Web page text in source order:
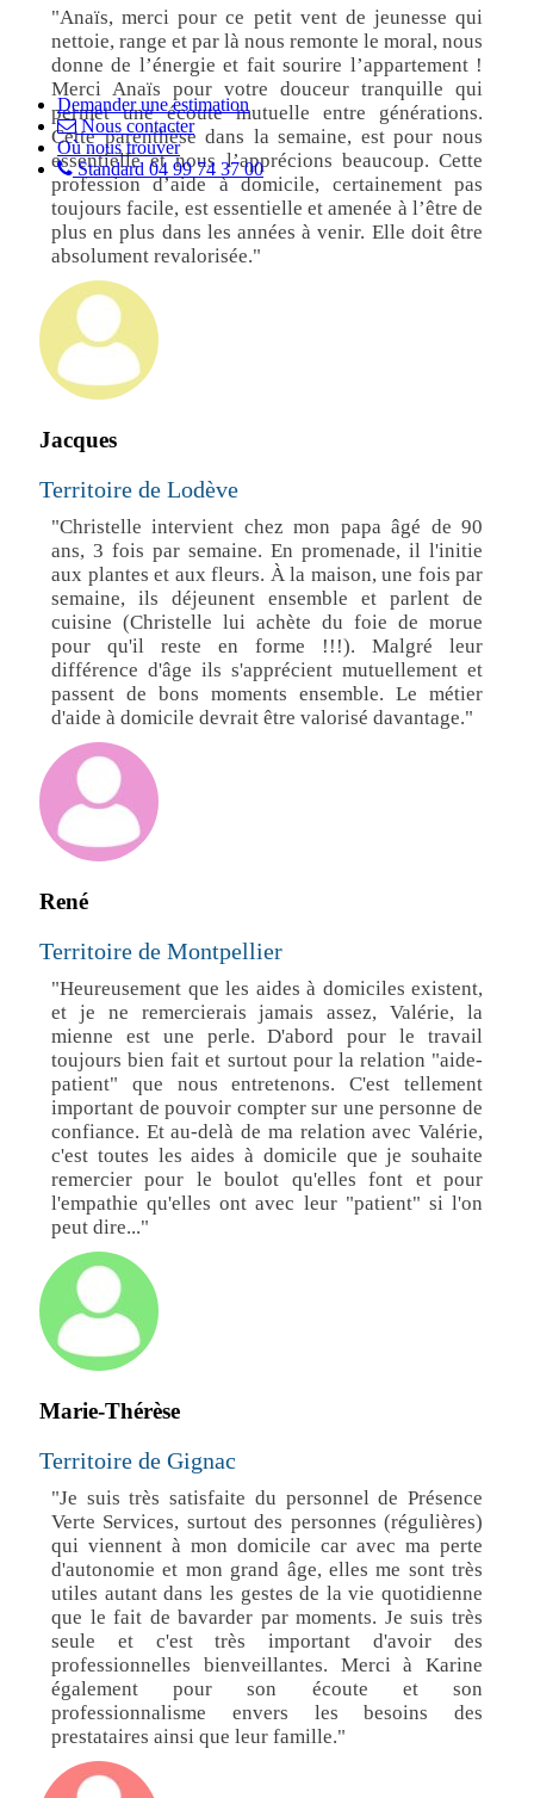
"Anaïs, merci pour ce petit vent de jeunesse qui
nettoie, range et par là nous remonte le moral, nous
donne de l’énergie et fait sourire l’appartement !
Merci Anaïs pour votre douceur tranquille qui
permet une écoute mutuelle entre générations.
Cette parenthèse dans la semaine, est pour nous
essentielle et nous l’apprécions beaucoup. Cette
profession d’aide à domicile, certainement pas
toujours facile, est essentielle et amenée à l’être de
plus en plus dans les années à venir. Elle doit être
absolument revalorisée."
Jacques
Territoire de Lodève
"Christelle intervient chez mon papa âgé de 90
ans, 3 fois par semaine. En promenade, il l'initie
aux plantes et aux fleurs. À la maison, une fois par
semaine, ils déjeunent ensemble et parlent de
cuisine (Christelle lui achète du foie de morue
pour qu'il reste en forme !!!). Malgré leur
différence d'âge ils s'apprécient mutuellement et
passent de bons moments ensemble. Le métier
d'aide à domicile devrait être valorisé davantage."
René
Territoire de Montpellier
"Heureusement que les aides à domiciles existent,
et je ne remercierais jamais assez, Valérie, la
mienne est une perle. D'abord pour le travail
toujours bien fait et surtout pour la relation "aide-
patient" que nous entretenons. C'est tellement
important de pouvoir compter sur une personne de
confiance. Et au-delà de ma relation avec Valérie,
c'est toutes les aides à domicile que je souhaite
remercier pour le boulot qu'elles font et pour
l'empathie qu'elles ont avec leur "patient" si l'on
peut dire..."
Marie-Thérèse
Territoire de Gignac
"Je suis très satisfaite du personnel de Présence
Verte Services, surtout des personnes (régulières)
qui viennent à mon domicile car avec ma perte
d'autonomie et mon grand âge, elles me sont très
utiles autant dans les gestes de la vie quotidienne
que le fait de bavarder par moments. Je suis très
seule et c'est très important d'avoir des
professionnelles bienveillantes. Merci à Karine
également pour son écoute et son
professionnalisme envers les besoins des
prestataires ainsi que leur famille."
Demander une estimation
Nous contacter
Où nous trouver
Standard 04 99 74 37 00